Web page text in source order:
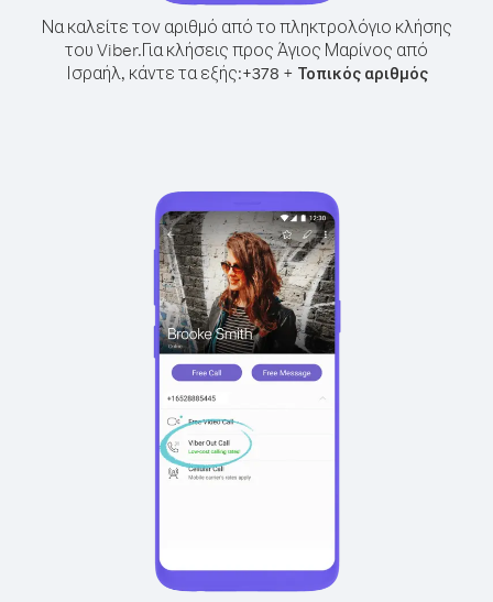
Να καλείτε τον αριθμό από το πληκτρολόγιο κλήσης
του Viber.Για κλήσεις προς Άγιος Μαρίνος από
Ισραήλ, κάντε τα εξής:+378 + Τοπικός αριθμός